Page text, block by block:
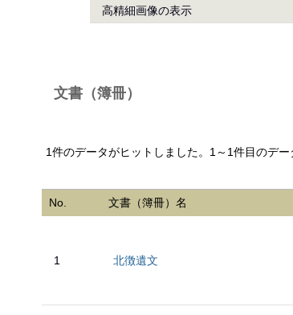
高精細画像の表示
文書（簿冊）
1件のデータがヒットしました。1～1件目のデー
No. 文書（簿冊）名
1 北徴遺文